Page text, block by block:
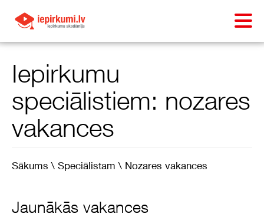
Iepirkumu
speciālistiem: nozares
vakances
Sākums \ Speciālistam \ Nozares vakances
Jaunākās vakances